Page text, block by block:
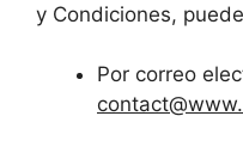
y Condiciones,
Por correo